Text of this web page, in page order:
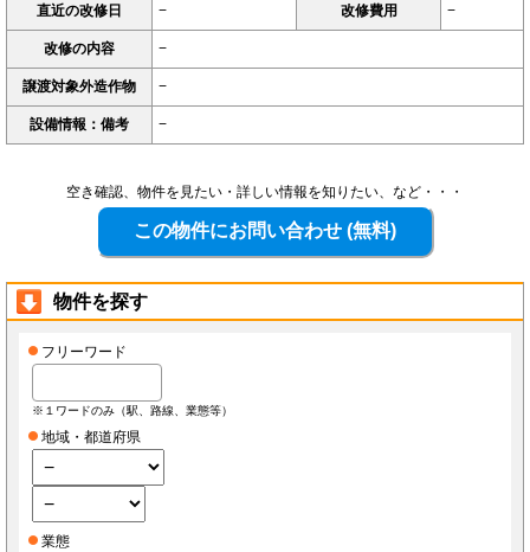
直近の改修日 − 改修費用 −
改修の内容 −
譲渡対象外造作物 −
設備情報：備考 −
空き確認、物件を見たい・詳しい情報を知りたい、など・・・
物件を探す
フリーワード
※１ワードのみ（駅、路線、業態等）
地域・都道府県
業態